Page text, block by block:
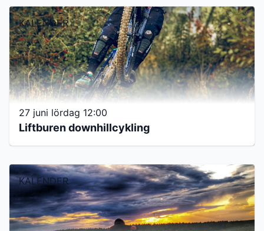
KALENDER
27 juni lördag 12:00
Liftburen downhillcykling
KALENDER